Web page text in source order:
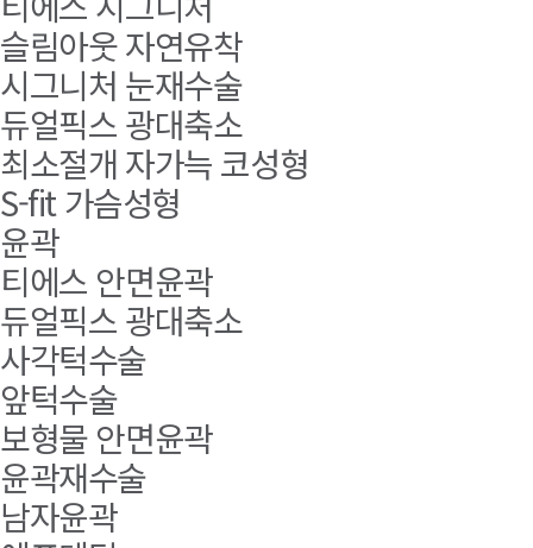
슬림아웃 자연유착
시그니처 눈재수술
듀얼픽스 광대축소
최소절개 자가늑 코성형
S-fit 가슴성형
윤곽
티에스 안면윤곽
듀얼픽스 광대축소
사각턱수술
앞턱수술
보형물 안면윤곽
윤곽재수술
남자윤곽